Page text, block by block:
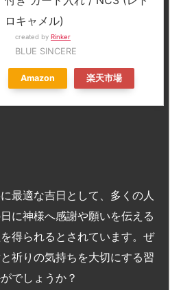
ロキャメル)
created by Rinker
BLUE SINCERE
Amazon 楽天市場
最適な吉日として、多くの人
に神様へ感謝や願いを伝える
得られるとされています。ぜ
祈りの気持ちを大切にする習
でしょうか？